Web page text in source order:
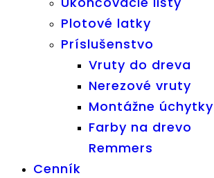
Plotové latky
Príslušenstvo
Vruty do dreva
Nerezové vruty
Montážne úchytky
Farby na drevo
Remmers
Cenník